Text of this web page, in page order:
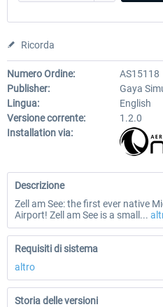
Ricorda
Numero Ordine:
AS15118
Publisher:
Gaya
Lingua:
English
Versione corrente:
1.2.0
Installation via:
Descrizione
Zell am See: the first ever native
Airport! Zell am See is a small...
Requisiti di sistema
altro
Storia delle versioni